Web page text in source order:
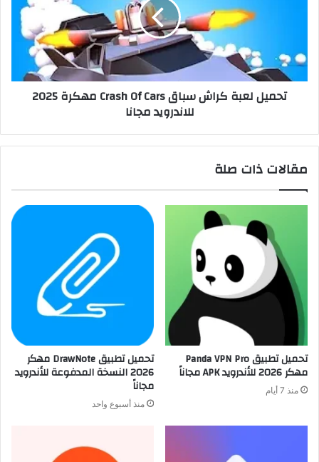
تحميل لعبة كراش سباق Crash Of Cars مهكرة 2025
للاندرويد مجانا
مقالات ذات صلة
تحميل تطبيق Panda VPN Pro
مهكر 2026 للأندرويد APK مجاناً
منذ 7 أيام
تحميل تطبيق DrawNote مهكر
2026 النسخة المدفوعة للأندرويد
مجاناً
منذ أسبوع واحد